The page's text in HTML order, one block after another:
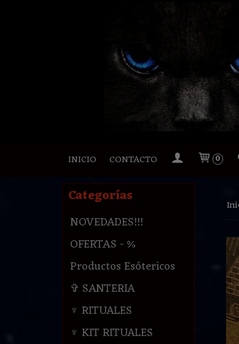
INICIO CONTACTO 0
Categorías
NOVEDADES!!!
OFERTAS - %
Productos Esótericos
✞ SANTERIA
♆ RITUALES
♆ KIT RITUALES